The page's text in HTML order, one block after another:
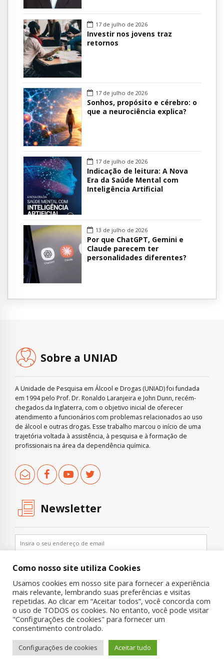
17 de julho de 2026
Investir nos jovens traz
retornos
17 de julho de 2026
Sonhos, propósito e cérebro: o
que a neurociência explica?
17 de julho de 2026
Indicação de leitura: A Nova
Era da Saúde Mental com
Inteligência Artificial
13 de julho de 2026
Por que ChatGPT, Gemini e
Claude parecem ter
personalidades diferentes?
Sobre a UNIAD
A Unidade de Pesquisa em Álcool e Drogas (UNIAD) foi fundada
em 1994 pelo Prof. Dr. Ronaldo Laranjeira e John Dunn, recém-
chegados da Inglaterra, com o objetivo inicial de oferecer
atendimento a funcionários com problemas relacionados ao uso
de álcool e outras drogas. Esse trabalho marcou o início de uma
trajetória voltada à assistência, à pesquisa e à formação de
profissionais na área da dependência química.
Newsletter
Copyright © 2019 UNIAD – Unidade de Pesquisa em Álcool e Drogas
Quem Somos Nossa História
Onde Procurar Ajuda?
Contato
Como nosso site utiliza Cookies
Usamos cookies em nosso site para fornecer a experiência
mais relevante, lembrando suas preferências e visitas
repetidas. Ao clicar em “Aceitar todos”, você concorda com
o uso de TODOS os cookies. No entanto, você pode visitar
"Configurações de cookies" para fornecer um
consentimento controlado.
Configurações de cookies Aceitar tudo